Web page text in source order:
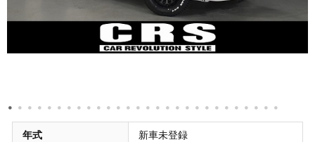
年式 新車未登録